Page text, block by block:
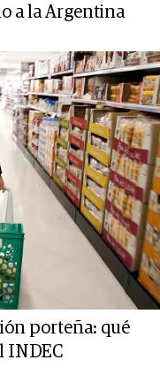
a la Argentina
porteña: qué
INDEC